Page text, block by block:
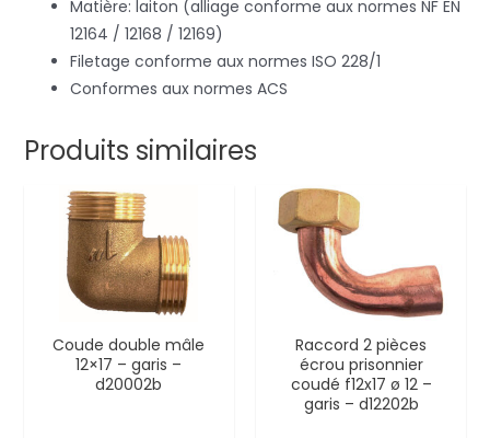
Matière: laiton (alliage conforme aux normes NF EN
12164 / 12168 / 12169)
Filetage conforme aux normes ISO 228/1
Conformes aux normes ACS
Produits similaires
Coude double mâle
12×17 – garis –
d20002b
Raccord 2 pièces
écrou prisonnier
coudé f12x17 ø 12 –
garis – d12202b